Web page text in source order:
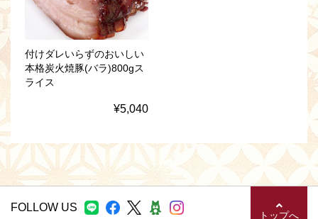
付けダレいらずのおいしい
本格炭火焼豚(バラ)800gス
ライス
¥5,040
FOLLOW US
トップへ